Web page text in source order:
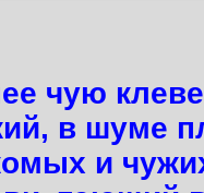
чую
в шуме
и